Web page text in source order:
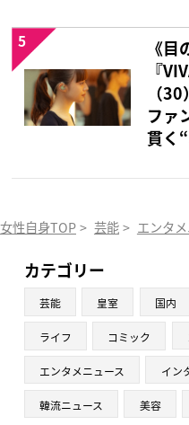
《目
『
（
ファ
貫く
5
女性自身TOP > 芸能 > エンタ
カテゴリー
芸能 皇室 国内
ライフ コミック
エンタメニュース イン
韓流ニュース 美容